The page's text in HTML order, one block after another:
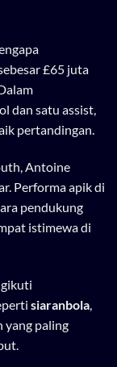
£65 juta
dan satu assist,
pertandingan.
Antoine
Performa apik di
pendukung
istimewa di
siaranbola
yang paling